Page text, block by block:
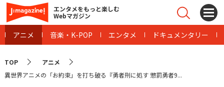
エンタメをもっと楽しむ
Webマガジン
アニメ 音楽・K-POP エンタメ ドキュメンタリー
TOP
アニメ
異世界アニメの「お約束」を打ち破る『勇者刑に処す 懲罰勇者9...